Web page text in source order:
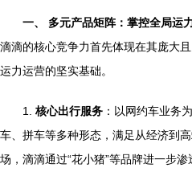
一、 多元产品矩阵：掌控全局运
滴滴的核心竞争力首先体现在其庞大
运力运营的坚实基础。
1. 核心出行服务 ：以网约车业务
车、拼车等多种形态，满足从经济到
场，滴滴通过“花小猪”等品牌进一步渗